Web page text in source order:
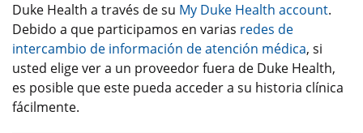
Duke Health a través de su My Duke Health account.
Debido a que participamos en varias redes de
intercambio de información de atención médica, si
usted elige ver a un proveedor fuera de Duke Health,
es posible que este pueda acceder a su historia clínica
fácilmente.